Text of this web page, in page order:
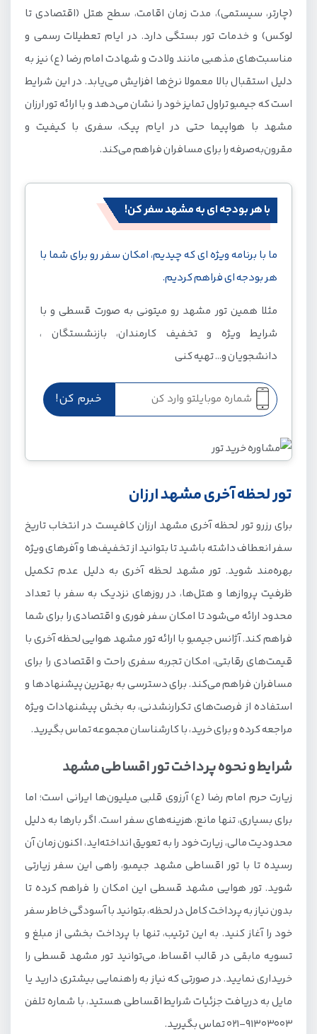
سفر به مشهد با قطار یا هواپیما؟
تور مشهد زمینی
بهترین زمان رزرو تور مشهد چه موقع است؟
عوامل و مناسبت های مهم برای سفر به مشهد
چطور تور مشهد را رزرو کنیم؟
(چارتر، سیستمی)، مدت زمان اقامت، سطح هتل (اقتصادی تا
لوکس) و خدمات تور بستگی دارد. در ایام تعطیلات رسمی و
مناسبت‌های مذهبی مانند ولادت و شهادت امام رضا (ع) نیز به
دلیل استقبال بالا معمولا نرخ‌ها افزایش می‌یابد. در این شرایط
است که جیمبو تراول تمایز خود را نشان می‌دهد و با ارائه تور ارزان
مشهد با هواپیما حتی در ایام پیک، سفری با کیفیت و
مقرون‌به‌صرفه را برای مسافران فراهم می‌کند.
با هر بودجه ای به مشهد سفر کن!
ما با برنامه ویژه ای که چیدیم، امکان سفر رو برای شما با
هر بودجه ای فراهم کردیم.
مثلا همین تور مشهد رو میتونی به صورت قسطی و با
شرایط ویژه و تخفیف کارمندان، بازنشستگان ،
دانشجویان و... تهیه کنی
تور لحظه آخری مشهد ارزان
برای رزرو تور لحظه آخری مشهد ارزان کافیست در انتخاب تاریخ
سفر انعطاف داشته باشید تا بتوانید از تخفیف‌ها و آفرهای ویژه
بهره‌مند شوید. تور مشهد لحظه آخری به دلیل عدم تکمیل
ظرفیت پروازها و هتل‌ها، در روزهای نزدیک به سفر با تعداد
محدود ارائه می‌شود تا امکان سفر فوری و اقتصادی را برای شما
فراهم کند. آژانس جیمبو با ارائه تور مشهد هوایی لحظه آخری با
قیمت‌های رقابتی، امکان تجربه سفری راحت و اقتصادی را برای
مسافران فراهم می‌کند. برای دسترسی به بهترین پیشنهادها و
استفاده از فرصت‌های تکرار‌نشدنی، به بخش پیشنهادات ویژه
مراجعه کرده و برای خرید، با کارشناسان مجموعه تماس بگیرید.
شرایط و نحوه پرداخت تور اقساطی مشهد
زیارت حرم امام رضا (ع) آرزوی قلبی میلیون‌ها ایرانی است؛ اما
برای بسیاری، تنها مانع، هزینه‌های سفر است. اگر بارها به دلیل
محدودیت مالی، زیارت خود را به تعویق انداخته‌اید، اکنون زمان آن
رسیده تا با تور اقساطی مشهد جیمبو، راهی این سفر زیارتی
شوید. تور هوایی مشهد قسطی این امکان را فراهم کرده تا
بدون نیاز به پرداخت کامل در لحظه، بتوانید با آسودگی خاطر سفر
خود را آغاز کنید. به این ترتیب، تنها با پرداخت بخشی از مبلغ و
تسویه‌ مابقی در قالب اقساط، می‌توانید تور مشهد قسطی را
خریداری نمایید. در صورتی که نیاز به راهنمایی بیشتری دارید یا
مایل به دریافت جزئیات شرایط اقساطی هستید، با شماره تلفن
91303003-021 تماس بگیرید.